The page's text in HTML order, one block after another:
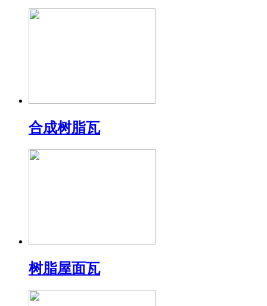
合成树脂瓦
树脂屋面瓦